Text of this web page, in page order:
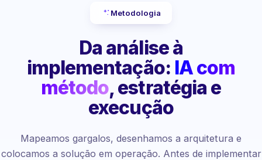
Metodologia
Da análise à
implementação: IA com
método, estratégia e
execução
Mapeamos gargalos, desenhamos a arquitetura e
colocamos a solução em operação. Antes de implementar